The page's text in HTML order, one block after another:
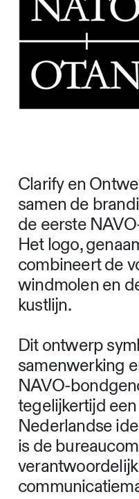
Clarify en
samen de
de eerste
Het logo,
combineert de
windmolen en
kustlijn.
Dit ontwerp
samenwerking
NAVO-
tegelijkertijd
Nederlandse
is de